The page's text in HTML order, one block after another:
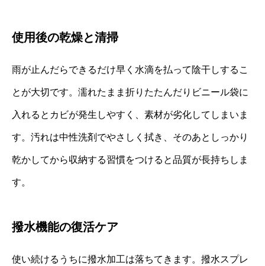
使用後の乾燥と清掃
雨が止んだらできるだけ早く水滴を払って陰干しするこ
とが大切です。濡れたまま折りたたんだりビニール袋に
入れるとカビが発生しやすく、素材が劣化してしまいま
す。汚れは中性洗剤でやさしく拭き、そのあとしっかり
乾かしてから収納する習慣をつけると品質が長持ちしま
す。
撥水機能の復活ケア
使い続けるうちに撥水加工は落ちてきます。撥水スプレ